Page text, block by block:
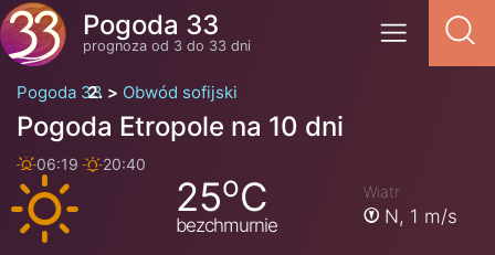
Pogoda 33
prognoza od 3 do 33 dni
Pogoda 33 Obwód sofijski
Pogoda Etropole na 10 dni
06:19 20:40
25oC
bezchmurnie
Wiatr
N, 1 m/s